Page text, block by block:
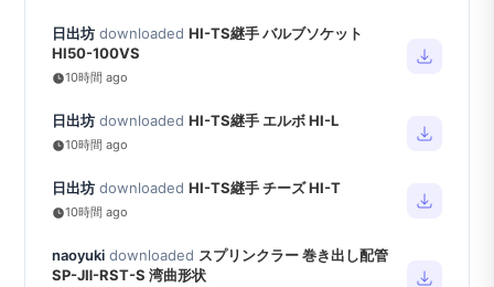
日出坊 downloaded HI-TS継手 バルブソケット
HI50-100VS
10時間 ago
日出坊 downloaded HI-TS継手 エルボ HI-L
10時間 ago
日出坊 downloaded HI-TS継手 チーズ HI-T
10時間 ago
naoyuki downloaded スプリンクラー 巻き出し配管
SP-JⅡ-RST-S 湾曲形状